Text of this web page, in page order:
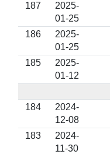
187
2025-
01-25
186
2025-
01-25
185
2025-
01-12
184
2024-
12-08
183
2024-
11-30